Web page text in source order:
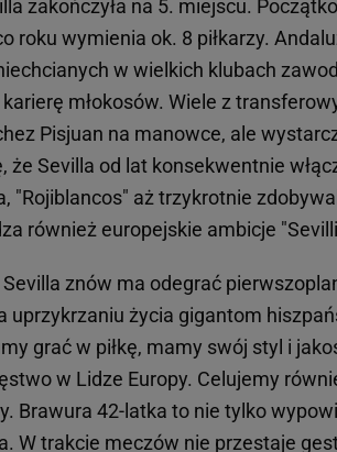
zakończyła na 5. miejscu.
roku wymienia ok. 8 piłkarzy.
w wielkich klubach
młokosów. Wiele z
Pisjuan na manowce, ale
że Sevilla od lat konsekwentnie
"Rojiblancos" aż trzykrotnie
również europejskie ambicje
znów ma odegrać
uprzykrzaniu życia gigantom
grać w piłkę, mamy swój styl i
w Lidze Europy. Celujemy
Brawura 42-latka to nie tylko
W trakcie meczów nie przestaje